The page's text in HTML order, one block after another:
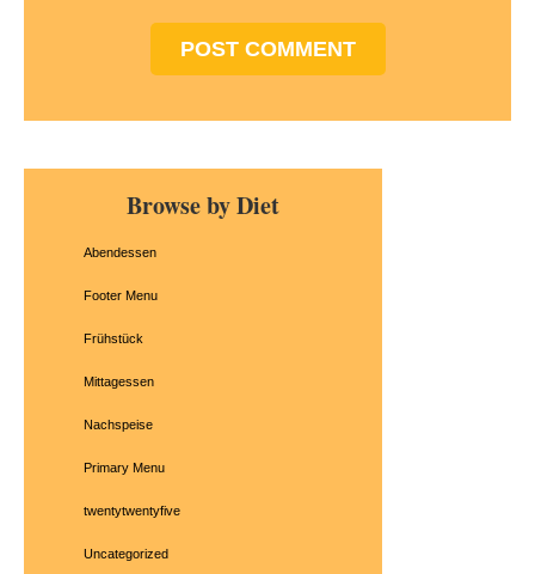
Primary
SidebarBrowse by Diet
Abendessen
Footer Menu
Frühstück
Mittagessen
Nachspeise
Primary Menu
twentytwentyfive
Uncategorized